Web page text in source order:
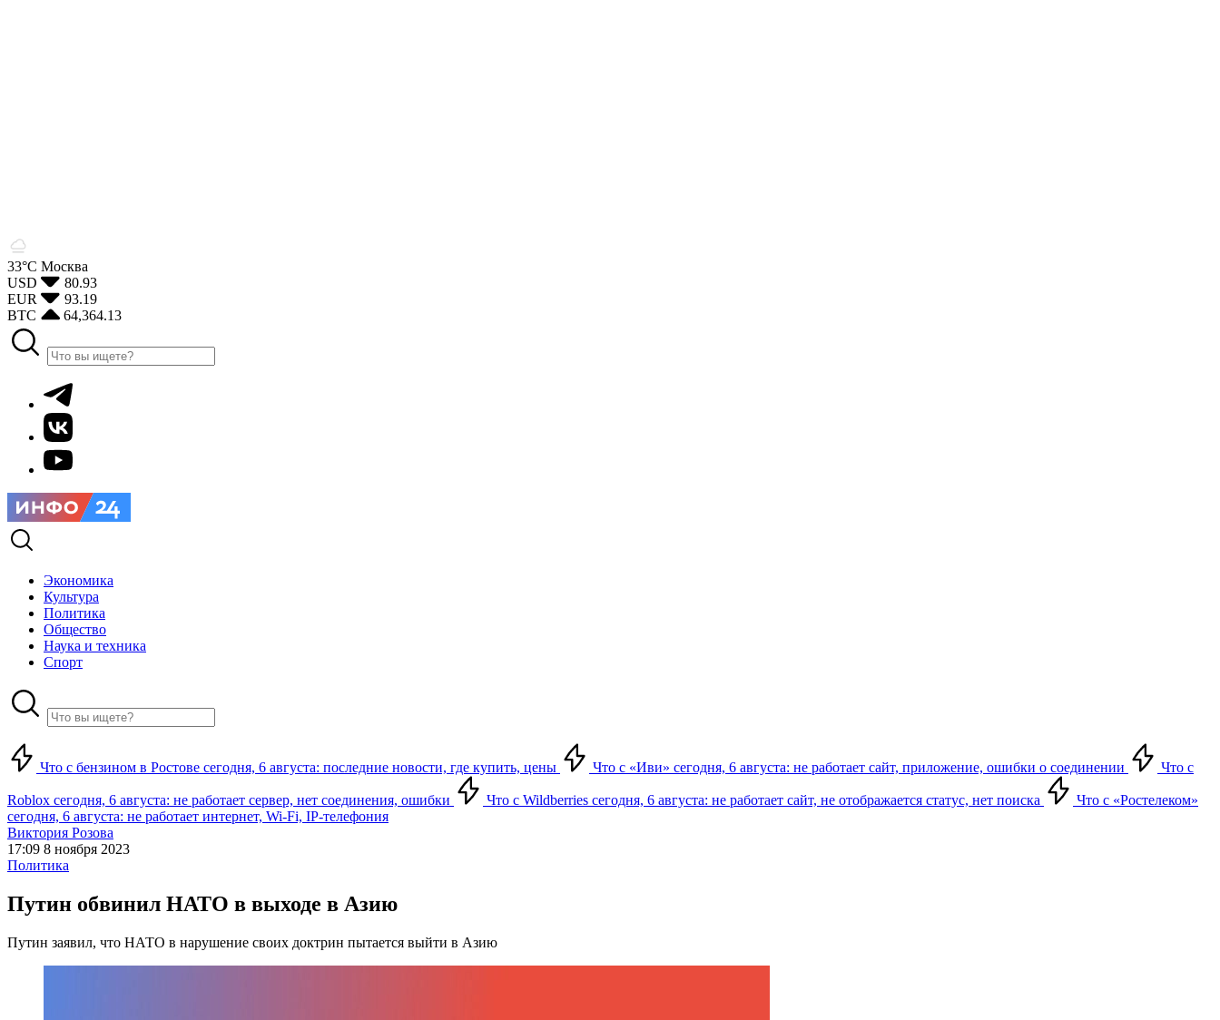
33°С Москва
USD
80.93
EUR
93.19
BTC
64,364.13
Экономика
Культура
Политика
Общество
Наука и техника
Спорт
Что с бензином в Ростове сегодня, 6 августа: последние новости, где купить, цены Что с «Иви» сегодня, 6 августа: не работает сайт, приложение, ошибки о соединении Что с
Roblox сегодня, 6 августа: не работает сервер, нет соединения, ошибки Что с Wildberries сегодня, 6 августа: не работает сайт, не отображается статус, нет поиска
Что с «Ростелеком»
сегодня, 6 августа: не работает интернет, Wi-Fi, IP-телефония
Виктория Розова
17:09 8 ноября 2023
Политика
Путин обвинил НАТО в выходе в Азию
Путин заявил, что НАТО в нарушение своих доктрин пытается выйти в Азию